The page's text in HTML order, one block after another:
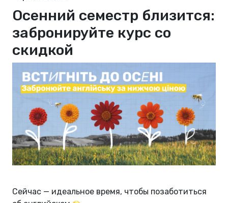
Осенний семестр близится:
забронируйте курс со
скидкой
Сейчас — идеальное время, чтобы позаботиться